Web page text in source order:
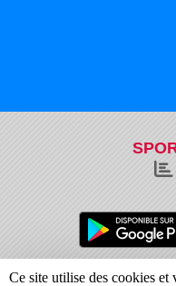
Charte
Ce site utilise des cookies